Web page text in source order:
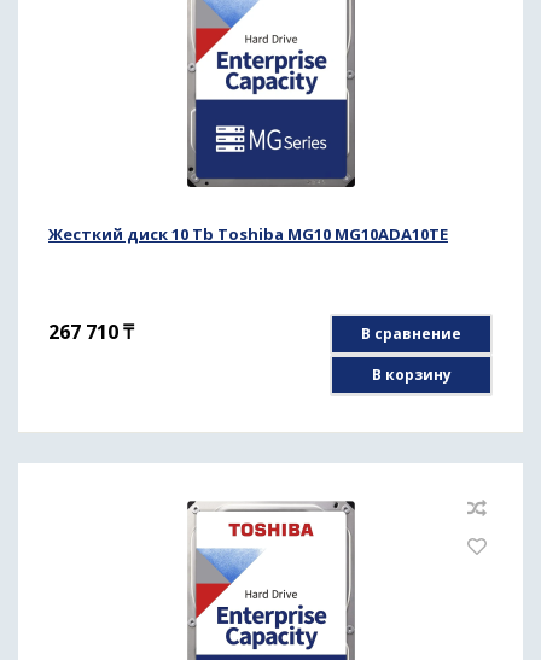
Жесткий диск 10 Tb Toshiba MG10 MG10ADA10TE
267 710₸
В сравнение
В корзину